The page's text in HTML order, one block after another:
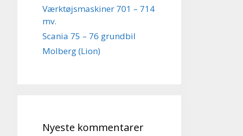
Værktøjsmaskiner 701 – 714
mv.
Scania 75 – 76 grundbil
Molberg (Lion)
Nyeste kommentarer